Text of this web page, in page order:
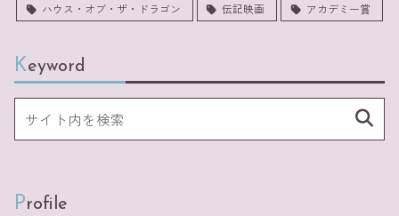
ハウス・オブ・ザ・ドラゴン
伝記映画 アカデミー賞
Keyword
Profile